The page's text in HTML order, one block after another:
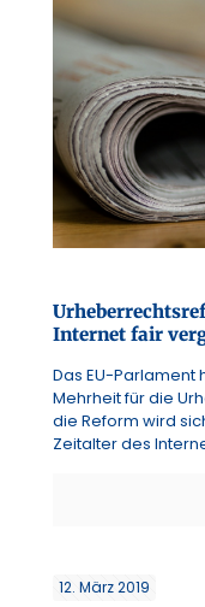
Internet fair
Das EU-
Mehrheit für die
die Reform wird
Zeitalter des
12. März 2019